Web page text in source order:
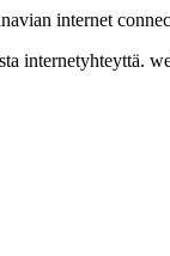
internet
internetyhteyttä.